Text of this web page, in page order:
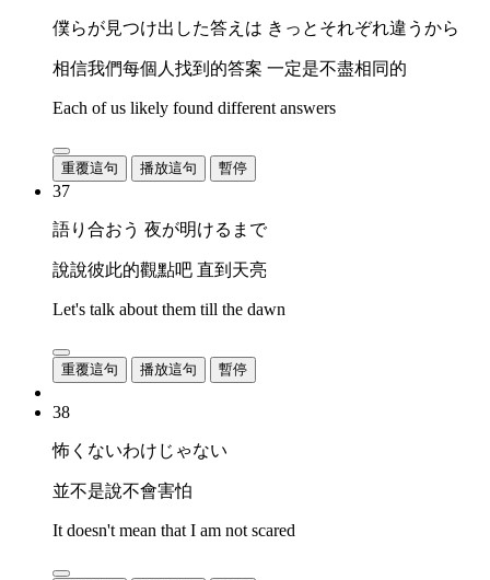
僕らが見つけ出した答えは きっとそれぞれ違うから
相信我們每個人找到的答案 一定是不盡相同的
Each of us likely found different answers
重覆這句 播放這句 暫停
37
語り合おう 夜が明けるまで
說說彼此的觀點吧 直到天亮
Let's talk about them till the dawn
重覆這句 播放這句 暫停
38
怖くないわけじゃない
並不是說不會害怕
It doesn't mean that I am not scared